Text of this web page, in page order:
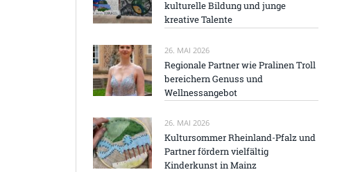
kulturelle Bildung und junge
kreative Talente
26. MAI 2026
Regionale Partner wie Pralinen Troll
bereichern Genuss und
Wellnessangebot
26. MAI 2026
Kultursommer Rheinland-Pfalz und
Partner fördern vielfältig
Kinderkunst in Mainz